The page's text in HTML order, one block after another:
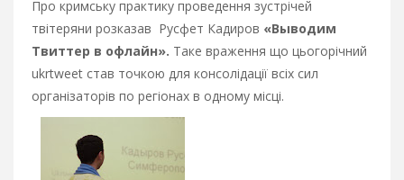
Про кримську практику проведення зустрічей
твітеряни розказав Русфет Кадиров «Выводим
Твиттер в офлайн». Таке враження що цьогорічний
ukrtweet став точкою для консолідації всіх сил
організаторів по регіонах в одному місці.